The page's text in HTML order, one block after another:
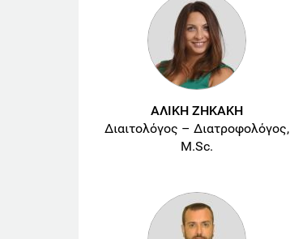
ΑΛΙΚΗ ΖΗΚΑΚΗ
Διαιτολόγος – Διατροφολόγος,
M.Sc.